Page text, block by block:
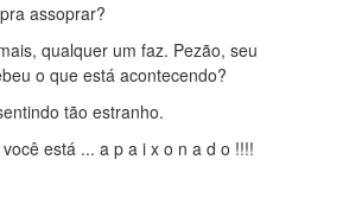
assoprar?
qualquer um faz. Pezão, seu
o que está acontecendo?
tão estranho.
está ... a p a i x o n a d o !!!!